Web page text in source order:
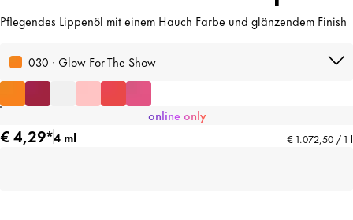
Pflegendes Lippenöl mit einem Hauch Farbe und glänzendem Finish
030 · Glow For The Show
online only
€ 4,29*4 ml € 1.072,50 / 1 l